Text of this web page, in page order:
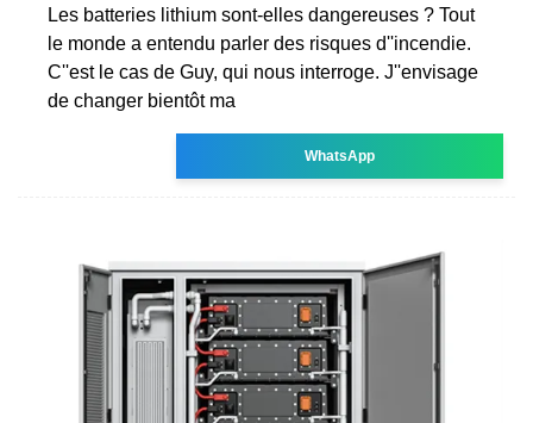
Les batteries lithium sont-elles dangereuses ? Tout
le monde a entendu parler des risques d''incendie.
C''est le cas de Guy, qui nous interroge. J''envisage
de changer bientôt ma
WhatsApp